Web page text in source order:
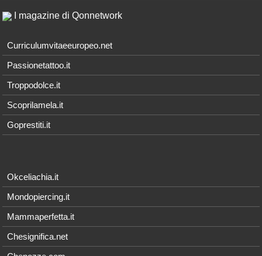
I magazine di Qonnetwork
Curriculumvitaeeuropeo.net
Passionetattoo.it
Troppodolce.it
Scoprilamela.it
Goprestiti.it
Okceliachia.it
Mondopiercing.it
Mammaperfetta.it
Chesignifica.net